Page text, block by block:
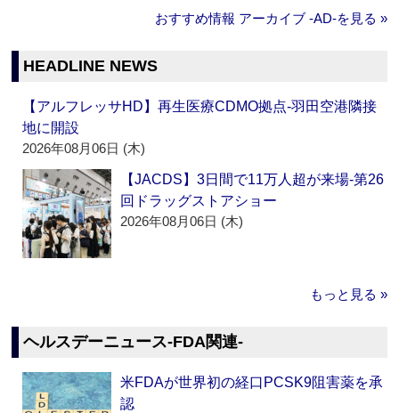
おすすめ情報 アーカイブ ‐AD‐を見る »
HEADLINE NEWS
【アルフレッサHD】再生医療CDMO拠点‐羽田空港隣接
地に開設
2026年08月06日 (木)
【JACDS】3日間で11万人超が来場‐第26
回ドラッグストアショー
2026年08月06日 (木)
もっと見る »
ヘルスデーニュース‐FDA関連‐
米FDAが世界初の経口PCSK9阻害薬を承
認